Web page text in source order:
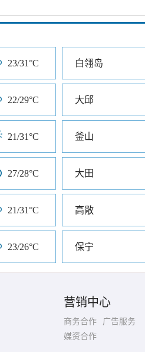
23/31°C 白翎岛
22/29°C 大邱
21/31°C 釜山
27/28°C 大田
21/31°C 高敞
23/26°C 保宁
营销中心
商务合作
广告服务
媒资合作